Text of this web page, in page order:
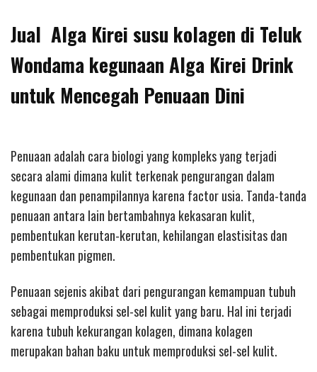
Jual Alga Kirei susu kolagen di Teluk
Wondama kegunaan Alga Kirei Drink
untuk Mencegah Penuaan Dini
Penuaan adalah cara biologi yang kompleks yang terjadi
secara alami dimana kulit terkenak pengurangan dalam
kegunaan dan penampilannya karena factor usia. Tanda-tanda
penuaan antara lain bertambahnya kekasaran kulit,
pembentukan kerutan-kerutan, kehilangan elastisitas dan
pembentukan pigmen.
Penuaan sejenis akibat dari pengurangan kemampuan tubuh
sebagai memproduksi sel-sel kulit yang baru. Hal ini terjadi
karena tubuh kekurangan kolagen, dimana kolagen
merupakan bahan baku untuk memproduksi sel-sel kulit.